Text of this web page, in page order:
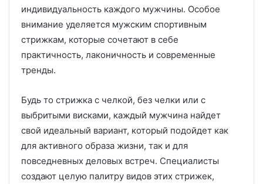
индивидуальность каждого мужчины. Особое
внимание уделяется мужским спортивным
стрижкам, которые сочетают в себе
практичность, лаконичность и современные
тренды.
Будь то стрижка с челкой, без челки или с
выбритыми висками, каждый мужчина найдет
свой идеальный вариант, который подойдет как
для активного образа жизни, так и для
повседневных деловых встреч. Специалисты
создают целую палитру видов этих стрижек,